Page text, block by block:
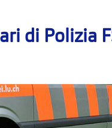
di Polizia